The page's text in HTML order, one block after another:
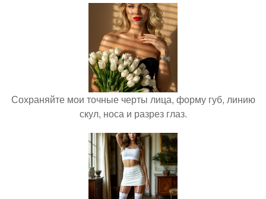
Сохраняйте мои точные черты лица, форму губ, линию
скул, носа и разрез глаз.